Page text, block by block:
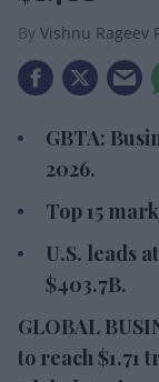
GBTA:
2026.
Top 15
U.S. leads
$403.7B.
GLOBAL
to reach
business trips
worldwide.